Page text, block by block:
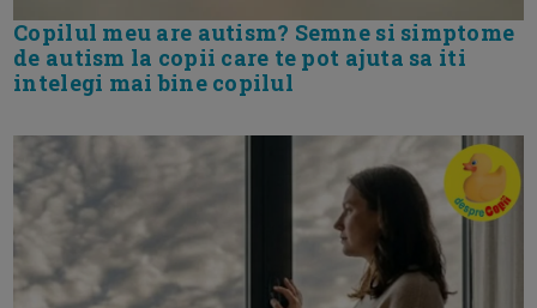
Copilul meu are autism? Semne si simptome
de autism la copii care te pot ajuta sa iti
intelegi mai bine copilul